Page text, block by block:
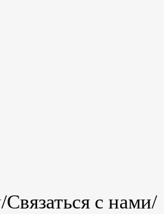
Связаться с нами/